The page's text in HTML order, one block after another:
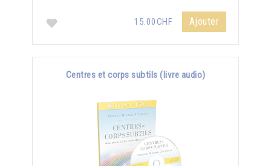
15.00CHF Ajouter
Centres et corps subtils (livre audio)